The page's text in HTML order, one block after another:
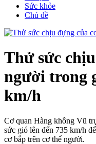
Sức khỏe
Chủ đề
Thử sức
người trong
km/h
Cơ quan Hàng không Vũ
sức gió lên đến 735 km/h
cơ bắp trên cơ thể người.